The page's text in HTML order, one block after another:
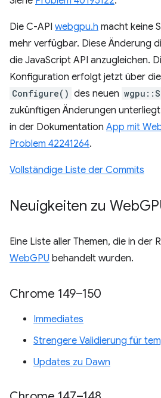
Die C-API webgpu.h macht keine
mehr verfügbar. Diese Änderung
die JavaScript API anzugleichen.
Konfiguration erfolgt jetzt über
Configure() des neuen
zukünftigen Änderungen
in der Dokumentation App mit
Problem 42241264.
Vollständige Liste der Commits
Neuigkeiten zu Web
Eine Liste aller Themen, die in der
WebGPU behandelt wurden.
Chrome 149–150
Immediates
Strengere Validierung für
Updates zu Dawn